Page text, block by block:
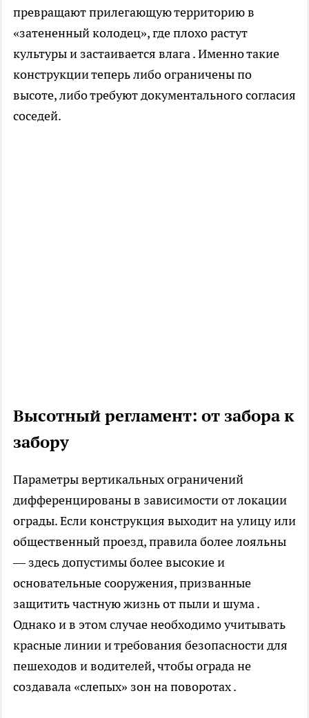
превращают прилегающую территорию в
«затененный колодец», где плохо растут
культуры и застаивается влага . Именно такие
конструкции теперь либо ограничены по
высоте, либо требуют документального согласия
соседей.
Высотный регламент: от забора к
забору
Параметры вертикальных ограничений
дифференцированы в зависимости от локации
ограды. Если конструкция выходит на улицу или
общественный проезд, правила более лояльны
— здесь допустимы более высокие и
основательные сооружения, призванные
защитить частную жизнь от пыли и шума .
Однако и в этом случае необходимо учитывать
красные линии и требования безопасности для
пешеходов и водителей, чтобы ограда не
создавала «слепых» зон на поворотах .